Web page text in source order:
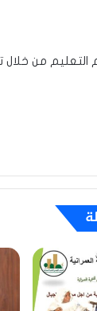
من خلال